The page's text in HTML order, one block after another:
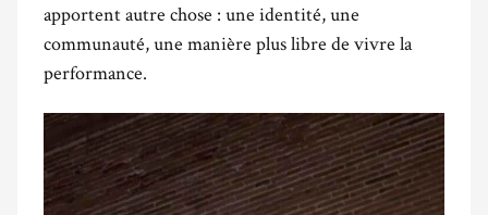
apportent autre chose : une identité, une
communauté, une manière plus libre de vivre la
performance.